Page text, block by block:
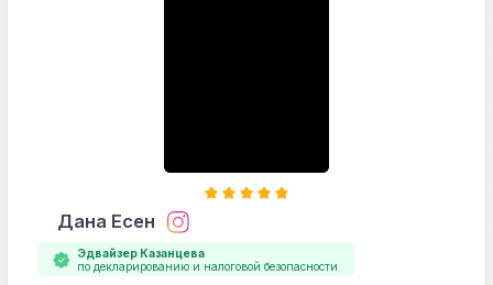
Дана Есен
Эдвайзер Казанцева
по декларированию и налоговой безопасности